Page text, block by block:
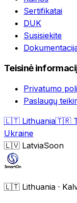
Sertifikatai
DUK
Susisiekite
Teisinė
Privatumo
Paslaugų
🇱🇹 Lithuania🇹🇷
Ukraine
🇱🇻 LatviaSoon
🇱🇹 Lithuania ·